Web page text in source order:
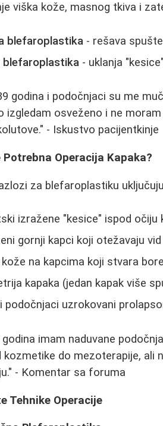
viška kože, masnog tkiva i
blefaroplastika - rešava
blefaroplastika - uklanja
godina i podočnjaci su me
izgledam osveženo i ne
- Iskustvo pacijentkinje
Potrebna Operacija Kapaka?
za blefaroplastiku
izražene "kesice" ispod
gornji kapci koji otežavaju
na kapcima koji stvara
kapaka (jedan kapak više
podočnjaci uzrokovani
godina imam naduvane
kozmetike do mezoterapije, ali
- Komentar sa foruma
Tehnike Operacije